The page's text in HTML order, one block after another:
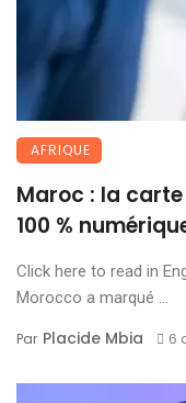
AFRIQUE
Maroc : la
100 %
Click here to read in
Morocco a marqué ...
Par Placide Mbia 6